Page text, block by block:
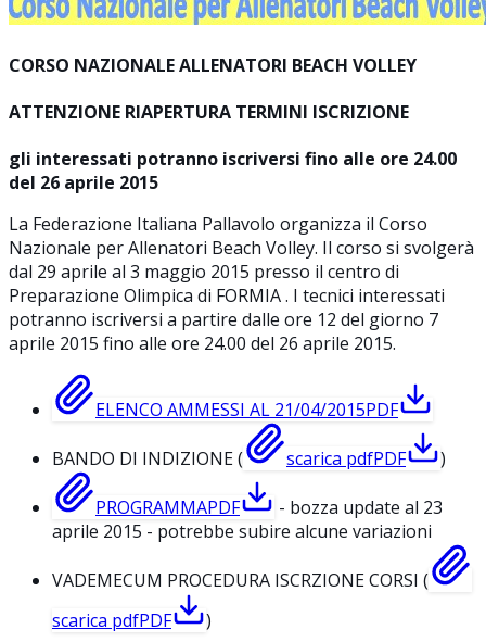
CORSO NAZIONALE ALLENATORI BEACH VOLLEY
ATTENZIONE RIAPERTURA TERMINI ISCRIZIONE
gli interessati potranno iscriversi fino alle ore 24.00
del 26 aprile 2015
La Federazione Italiana Pallavolo organizza il Corso
Nazionale per Allenatori Beach Volley. Il corso si svolgerà
dal 29 aprile al 3 maggio 2015 presso il centro di
Preparazione Olimpica di FORMIA . I tecnici interessati
potranno iscriversi a partire dalle ore 12 del giorno 7
aprile 2015 fino alle ore 24.00 del 26 aprile 2015.
ELENCO AMMESSI AL 21/04/2015PDF
BANDO DI INDIZIONE ( scarica pdfPDF )
PROGRAMMAPDF
- bozza update al 23
aprile 2015 - potrebbe subire alcune variazioni
VADEMECUM PROCEDURA ISCRZIONE CORSI (
scarica pdfPDF
)